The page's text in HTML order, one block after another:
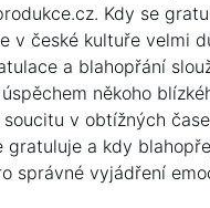
Kdy se
v české kultuře velmi
a blahopřání
někoho
v obtížných
gratuluje a kdy
správné vyjádření